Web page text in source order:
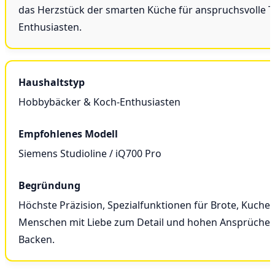
das Herzstück der smarten Küche für anspruchsvolle
Enthusiasten.
Hobbybäcker & Koch-Enthusiasten
Siemens Studioline / iQ700 Pro
Höchste Präzision, Spezialfunktionen für Brote,
Menschen mit Liebe zum Detail und hohen
Backen.